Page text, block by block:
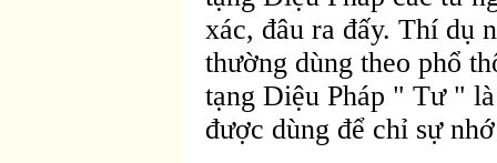
xác, đâu ra đấy. Thí dụ
thường dùng theo phổ
tạng Diệu Pháp " Tư "
được dùng để chỉ sự